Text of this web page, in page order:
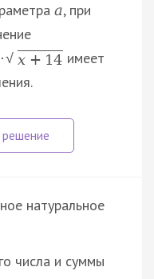
a, при
⋅√ x + 14 имеет
натуральное
числа и суммы